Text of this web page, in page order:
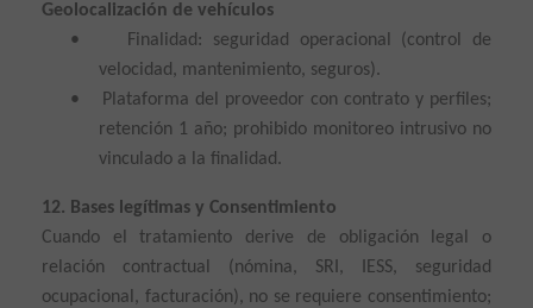
Geolocalización de vehículos
•
Finalidad: seguridad operacional (control de
velocidad, mantenimiento, seguros).
•
Plataforma del proveedor con contrato y perfiles;
retención 1 año; prohibido monitoreo intrusivo no
vinculado a la finalidad.
12. Bases legítimas y Consentimiento
Cuando el tratamiento derive de obligación legal o
relación contractual (nómina, SRI, IESS, seguridad
ocupacional, facturación), no se requiere consentimiento;